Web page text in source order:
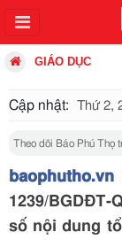
GIÁO DỤC
Cập nhật: Thứ 2,
Theo dõi Báo Phú Thọ
baophutho.vn
1239/BGDĐT-
số nội dung